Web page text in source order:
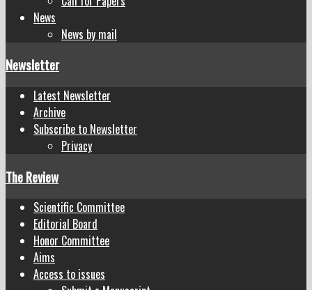
News
News by mail
Newsletter
Latest Newsletter
Archive
Subscribe to Newsletter
Privacy
The Review
Scientific Committee
Editorial Board
Honor Committee
Aims
Access to issues